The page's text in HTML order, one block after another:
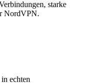
starke
NordVPN.
echten